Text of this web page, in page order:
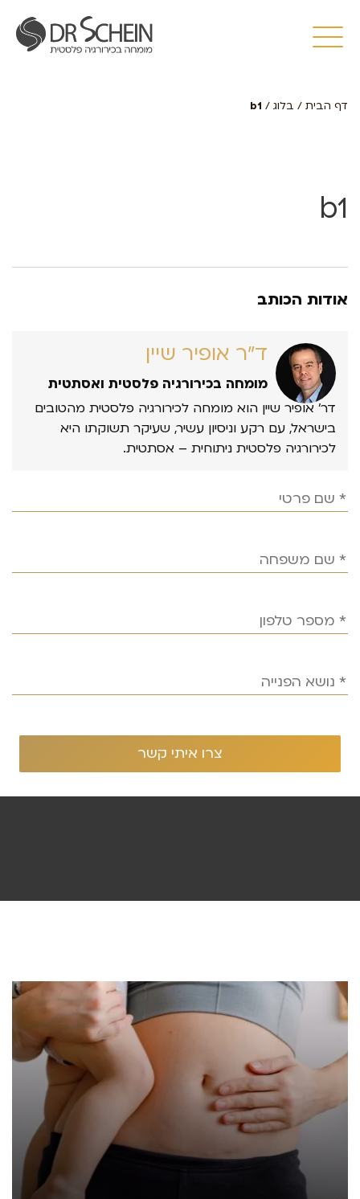
דף הבית / בלוג /
b1
b1
אודות הכותב
ד״ר אופיר שיין
מומחה בכירורגיה פלסטית ואסתטית
דר’ אופיר שיין הוא מומחה לכירורגיה פלסטית מהטובים
בישראל, עם רקע וניסיון עשיר, שעיקר תשוקתו היא
לכירורגיה פלסטית ניתוחית – אסתטית.